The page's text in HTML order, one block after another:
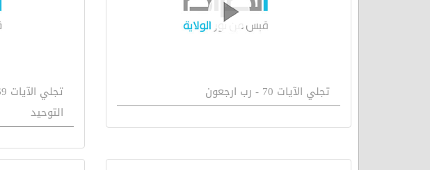
تجلي الآيات 70 - رب ارجعون
التوحيد